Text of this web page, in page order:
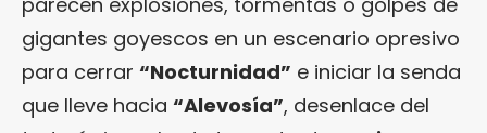
gigantes goyescos en un escenario opresivo
para cerrar “Nocturnidad” e iniciar la senda
que lleve hacia “Alevosía”, desenlace del